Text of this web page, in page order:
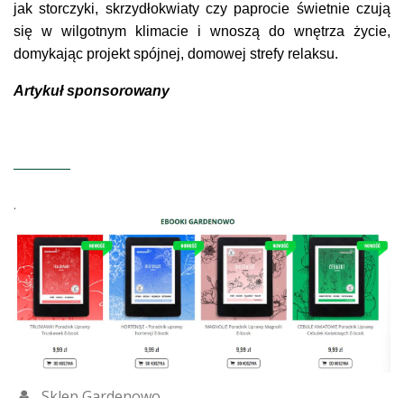
jak storczyki, skrzydłokwiaty czy paprocie świetnie czują
się w wilgotnym klimacie i wnoszą do wnętrza życie,
domykając projekt spójnej, domowej strefy relaksu.
Artykuł sponsorowany
.